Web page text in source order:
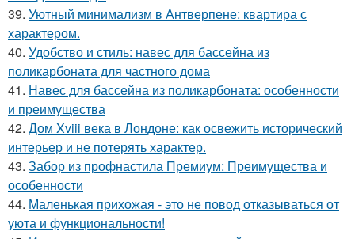
39. Уютный минимализм в Антверпене: квартира с
характером.
40. Удобство и стиль: навес для бассейна из
поликарбоната для частного дома
41. Навес для бассейна из поликарбоната: особенности
и преимущества
42. Дом Xviii века в Лондоне: как освежить исторический
интерьер и не потерять характер.
43. Забор из профнастила Премиум: Преимущества и
особенности
44. Маленькая прихожая - это не повод отказываться от
уюта и функциональности!